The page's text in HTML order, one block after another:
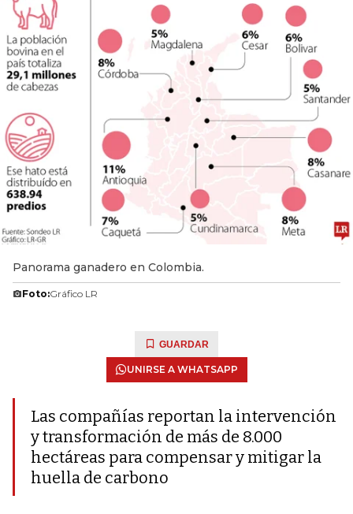
Panorama ganadero en Colombia.
Foto:Gráfico LR
GUARDAR
UNIRSE A WHATSAPP
Las compañías reportan la intervención
y transformación de más de 8.000
hectáreas para compensar y mitigar la
huella de carbono